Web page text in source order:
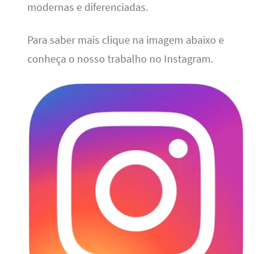
modernas e diferenciadas.
Para saber mais clique na imagem abaixo e
conheça o nosso trabalho no Instagram.